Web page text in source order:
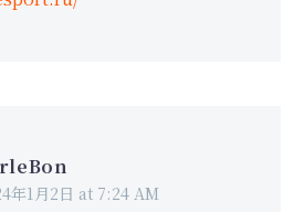
年1月2日 at 7:24 AM